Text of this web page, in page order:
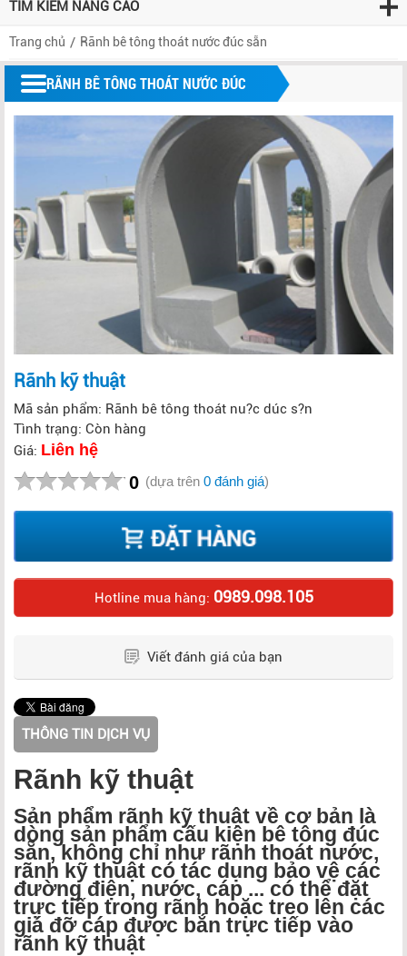
TÌM KIẾM NÂNG CAO
Trang chủ Rãnh bê tông thoát nước đúc sẵn
RÃNH BÊ TÔNG THOÁT NƯỚC ĐÚC
SẴN
Rãnh kỹ thuật
Mã sản phẩm: Rãnh bê tông thoát nu?c dúc s?n
Tình trạng: Còn hàng
Giá: Liên hệ
0 (dựa trên 0 đánh giá)
Hotline mua hàng: 0989.098.105
Viết đánh giá của bạn
THÔNG TIN DỊCH VỤ
Rãnh kỹ thuật
Sản phẩm rãnh kỹ thuật về cơ bản là
dòng sản phẩm cấu kiện bê tông đúc
sẵn, không chỉ như rãnh thoát nước,
rãnh kỹ thuật có tác dụng bảo vệ các
đường điện, nước, cáp ... có thể đặt
trực tiếp trong rãnh hoặc treo lên các
giá đỡ cáp được bắn trực tiếp vào
rãnh kỹ thuật